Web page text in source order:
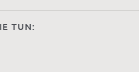
TUN: